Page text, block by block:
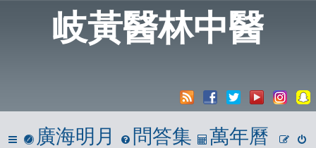
岐黃醫林中醫
廣海明月 問答集 萬年曆